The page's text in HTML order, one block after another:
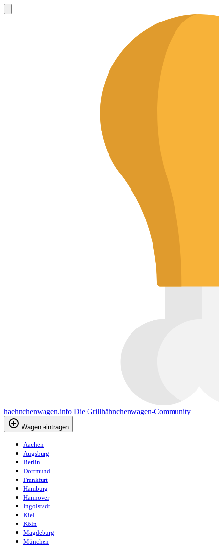
haehnchenwagen.info Die Grillhähnchenwagen-Community
Wagen eintragen
Aachen
Augsburg
Berlin
Dortmund
Frankfurt
Hamburg
Hannover
Ingolstadt
Kiel
Köln
Magdeburg
München